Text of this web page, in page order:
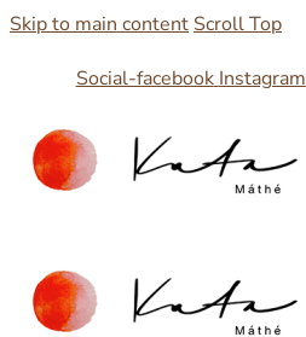
Skip to main content Scroll Top
Social-facebook Instagram